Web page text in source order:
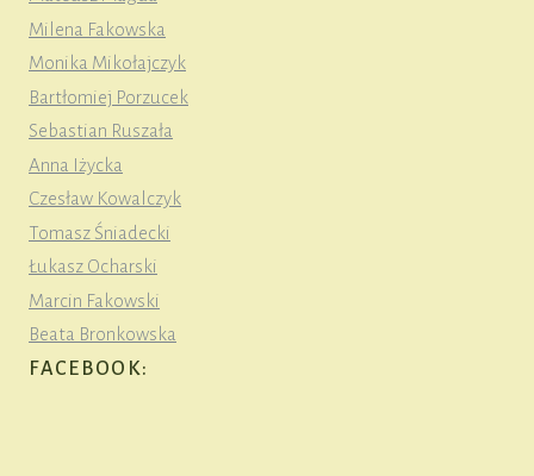
Milena Fakowska
Monika Mikołajczyk
Bartłomiej Porzucek
Sebastian Ruszała
Anna Iżycka
Czesław Kowalczyk
Tomasz Śniadecki
Łukasz Ocharski
Marcin Fakowski
Beata Bronkowska
FACEBOOK: